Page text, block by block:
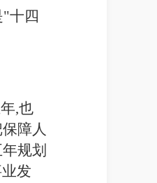
十四
,也
障人
规划
发